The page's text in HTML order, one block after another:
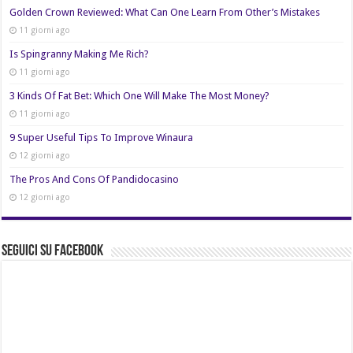
Golden Crown Reviewed: What Can One Learn From Other’s Mistakes
11 giorni ago
Is Spingranny Making Me Rich?
11 giorni ago
3 Kinds Of Fat Bet: Which One Will Make The Most Money?
11 giorni ago
9 Super Useful Tips To Improve Winaura
12 giorni ago
The Pros And Cons Of Pandidocasino
12 giorni ago
Seguici su Facebook